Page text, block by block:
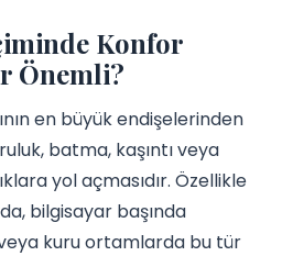
Konfor
Önemli?
en büyük endişelerinden
batma, kaşıntı veya
yol açmasıdır. Özellikle
bilgisayar başında
kuru ortamlarda bu tür